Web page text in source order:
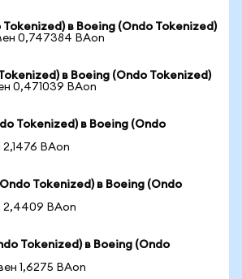
в Boeing (Ondo Tokenized)
0,747384 BAon
в Boeing (Ondo Tokenized)
0,471039 BAon
Tokenized) в Boeing (Ondo
2,1476 BAon
Tokenized) в Boeing (Ondo
2,4409 BAon
Tokenized) в Boeing (Ondo
1,6275 BAon